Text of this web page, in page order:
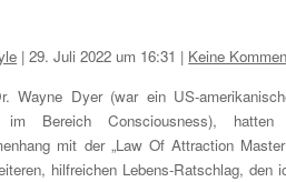
|29. Juli 2022 um 16:31 | Keine
Wayne Dyer (war ein US-
im Bereich Consciousness),
mit der „Law Of Attraction
hilfreichen Lebens-Ratschlag, den